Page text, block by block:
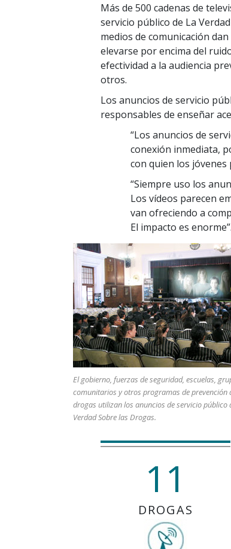
Más de 500 cadenas de
servicio público de La
medios de comunicación
elevarse por encima del
efectividad a la audiencia
otros.
Los anuncios de servicio
responsables de enseñar
“Los anuncios de
conexión inmediata,
con quien los jóvenes
“Siempre uso los
Los vídeos parecen
van ofreciendo a
El impacto es enorme”.
El gobierno, fuerzas de seguridad, escuelas,
comunitarios y otros programas de prevención
drogas utilizan los anuncios de servicio público
Verdad Sobre las Drogas.
11
DROGAS